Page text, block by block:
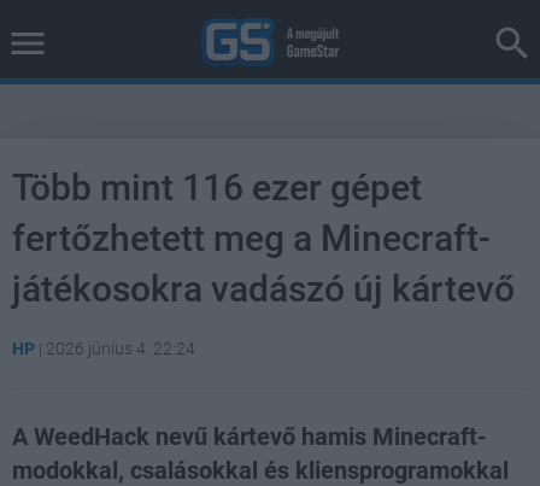
Több mint 116 ezer gépet
fertőzhetett meg a Minecraft-
játékosokra vadászó új kártevő
HP | 2026 június 4. 22:24
A WeedHack nevű kártevő hamis Minecraft-
modokkal, csalásokkal és kliensprogramokkal